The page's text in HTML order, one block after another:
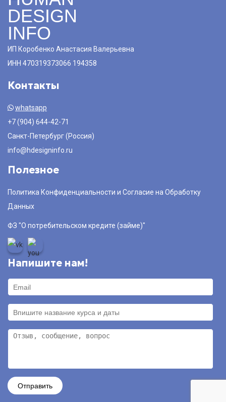
DESIGN
INFO
ИП Коробенко Анастасия Валерьевна
ИНН 470319373066 194358
Контакты
whatsapp
+7 (904) 644-42-71
Санкт-Петербург (Россия)
info@hdesigninfo.ru
Полезное
Политика Конфиденциальности и Согласие на Обработку
Данных
ФЗ "О потребительском кредите (займе)"
Напишите нам!